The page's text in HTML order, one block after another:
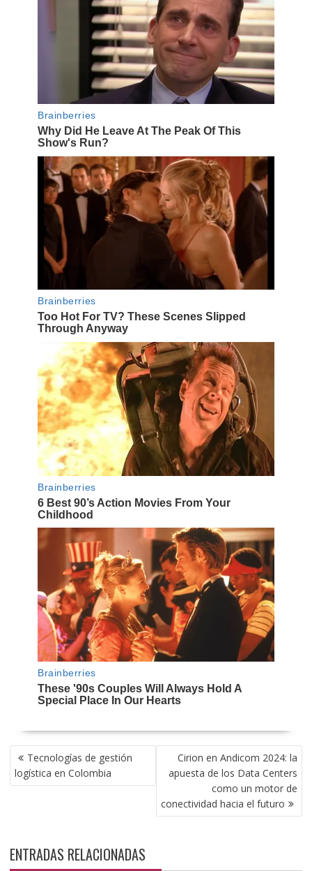
NAVEGACIÓN
DE
ENTRADAS
Tecnologías de gestión
logística en Colombia
Cirion en Andicom 2024: la
apuesta de los Data Centers
como un motor de
conectividad hacia el futuro
ENTRADAS RELACIONADAS